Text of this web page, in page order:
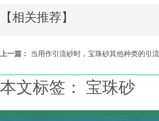
【相关推荐】
上一篇： 当用作引流砂时，宝珠砂其他种类的引
本文标签： 宝珠砂